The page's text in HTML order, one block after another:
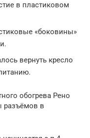
в пластиковом
«боковины»
вернуть кресло
обогрева Рено
разъёмов в